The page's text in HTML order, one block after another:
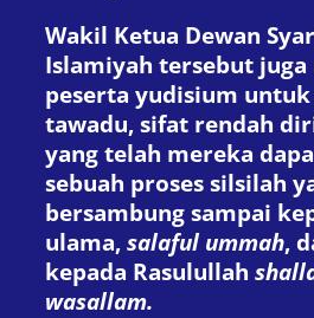
Wakil Ketua Dewan
Islamiyah tersebut juga
peserta yudisium
tawadu, sifat rendah
yang telah mereka
sebuah proses silsilah
bersambung sampai
ulama, salaful ummah,
kepada Rasulullah
wasallam.